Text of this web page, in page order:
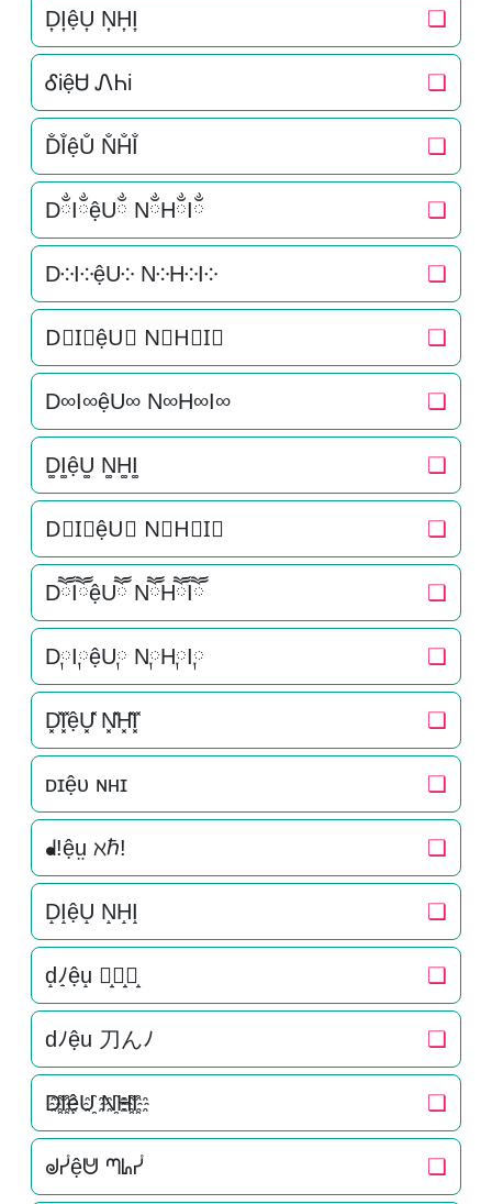
D͎I͎ệU͎ N͎H͎I͎ ❏
ᎴiệᏌ ᏁᏂi ❏
D̐I̐ệU̐ N̐H̐I̐ ❏
DྂIྂệUྂ NྂHྂIྂ ❏
D༶I༶ệU༶ N༶H༶I༶ ❏
D⃕I⃕ệU⃕ N⃕H⃕I⃕ ❏
D∞I∞ệU∞ N∞H∞I∞ ❏
D͚I͚ệU͚ N͚H͚I͚ ❏
D⃒I⃒ệU⃒ N⃒H⃒I⃒ ❏
DཽIཽệUཽ NཽHཽIཽ ❏
D༙I༙ệU༙ N༙H༙I༙ ❏
D͓̽I͓̽ệU͓̽ N͓̽H͓̽I͓̽ ❏
ᴅɪệᴜ ɴʜɪ ❏
ᖱ!ệṳ ℵℏ! ❏
D̝I̝ệU̝ N̝H̝I̝ ❏
d̝ﾉ̝ệu̝ 刀̝ん̝ﾉ̝ ❏
dﾉệu 刀んﾉ ❏
D҈I҈ệU҈ N҈H҈I҈ ❏
ᖙᓮệᕰ ᘉᖺᓮ ❏